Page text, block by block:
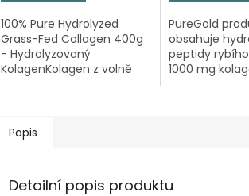
100% Pure Hydrolyzed
Grass-Fed Collagen 400g
- Hydrolyzovaný
KolagenKolagen z volně
klíčovou bílkovinou, která
tvoří základní stavební...
PureGold
obsahuje
peptidy
1000 mg
Popis
Detailní popis produktu